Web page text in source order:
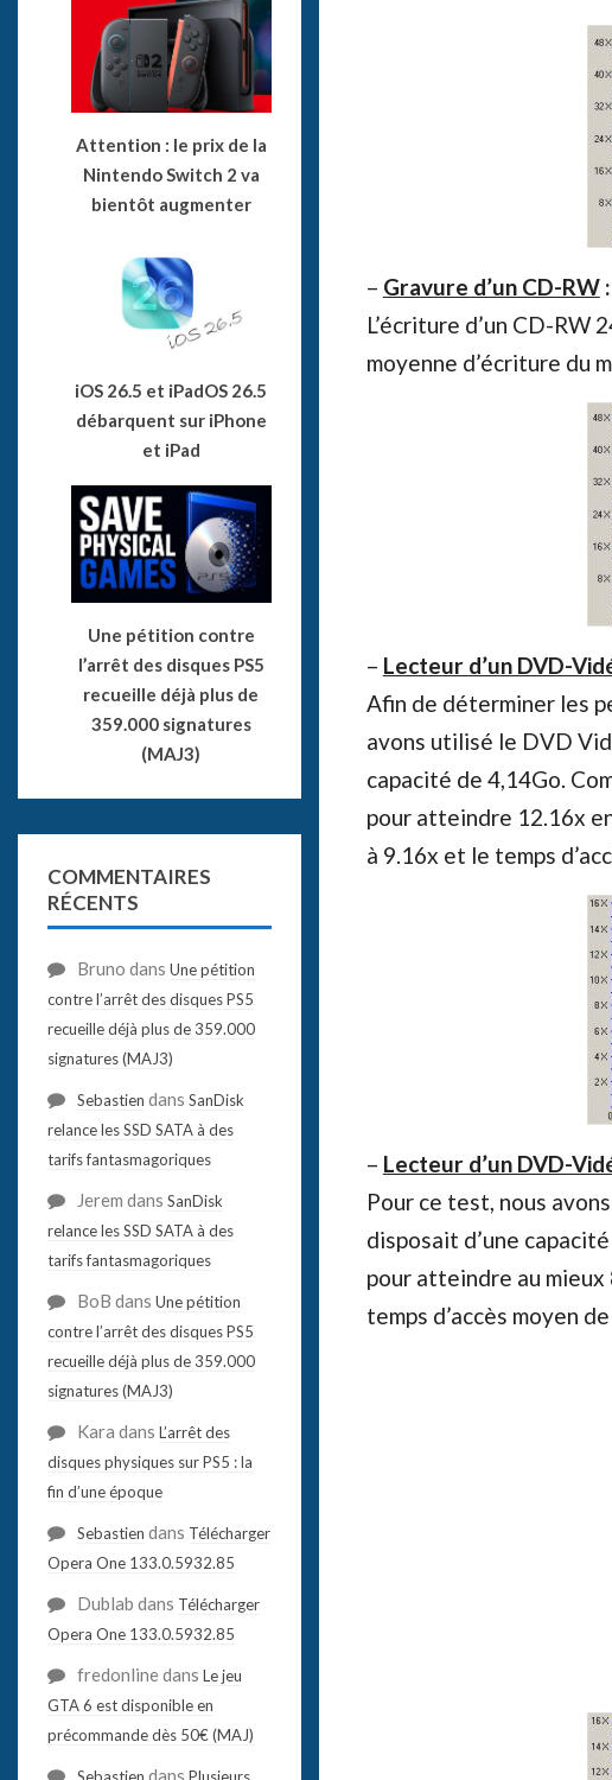
– Gravure d’un CD-RW:
L’écriture d’un CD-RW
moyenne d’écriture du
– Lecteur d’un DVD-
Afin de déterminer les
avons utilisé le DVD
capacité de 4,14Go.
pour atteindre 12.16x
à 9.16x et le temps
– Lecteur d’un DVD-
Pour ce test, nous
disposait d’une
pour atteindre au
temps d’accès moyen
Attention : le prix de la
Nintendo Switch 2 va
bientôt augmenter
iOS 26.5 et iPadOS 26.5
débarquent sur iPhone
et iPad
Une pétition contre
l’arrêt des disques PS5
recueille déjà plus de
359.000 signatures
(MAJ3)
COMMENTAIRES
RÉCENTS
Bruno dans Une pétition
contre l’arrêt des disques PS5
recueille déjà plus de 359.000
signatures (MAJ3)
Sebastien dans SanDisk
relance les SSD SATA à des
tarifs fantasmagoriques
Jerem dans SanDisk
relance les SSD SATA à des
tarifs fantasmagoriques
BoB dans Une pétition
contre l’arrêt des disques PS5
recueille déjà plus de 359.000
signatures (MAJ3)
Kara dans L’arrêt des
disques physiques sur PS5 : la
fin d’une époque
Sebastien dans Télécharger
Opera One 133.0.5932.85
Dublab dans Télécharger
Opera One 133.0.5932.85
fredonlinedans Le jeu
GTA 6 est disponible en
précommande dès 50€ (MAJ)
Sebastien dans Plusieurs